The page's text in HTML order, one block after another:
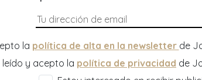
la política de alta en la newsletter de
leído y acepto la política de privacidad de